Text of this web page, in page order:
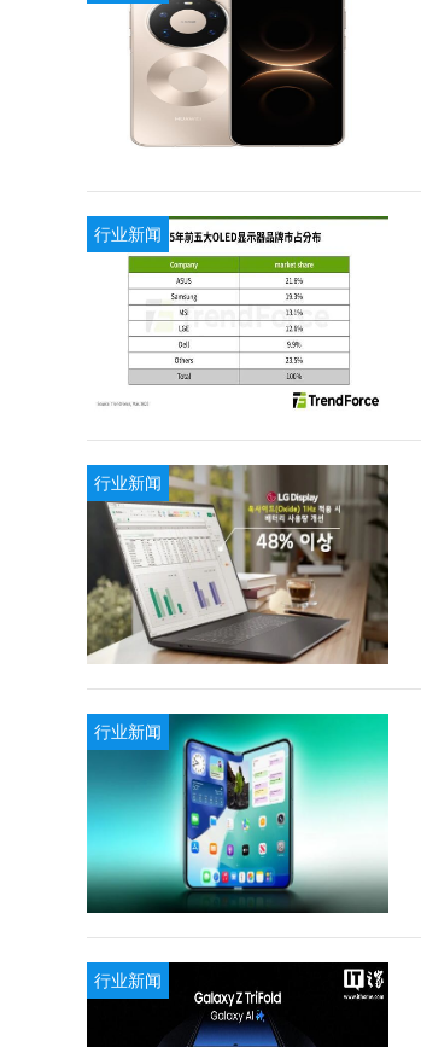
行业新闻
行业新闻
行业新闻
行业新闻